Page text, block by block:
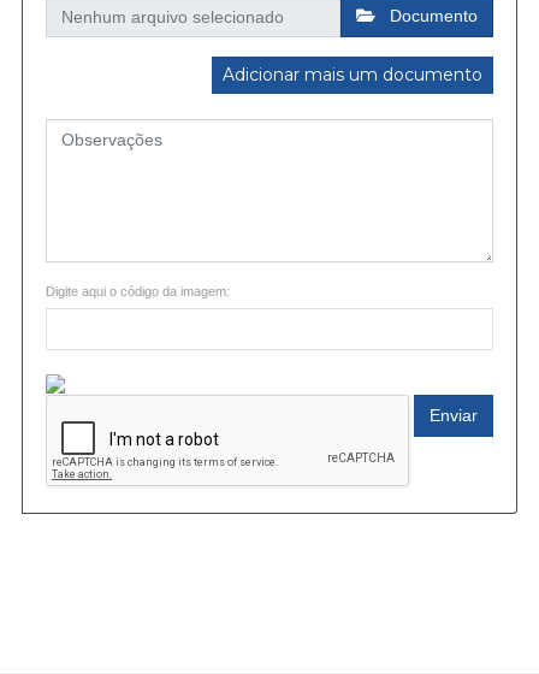
Documento
Adicionar mais um documento
Digite aqui o código da imagem:
Enviar